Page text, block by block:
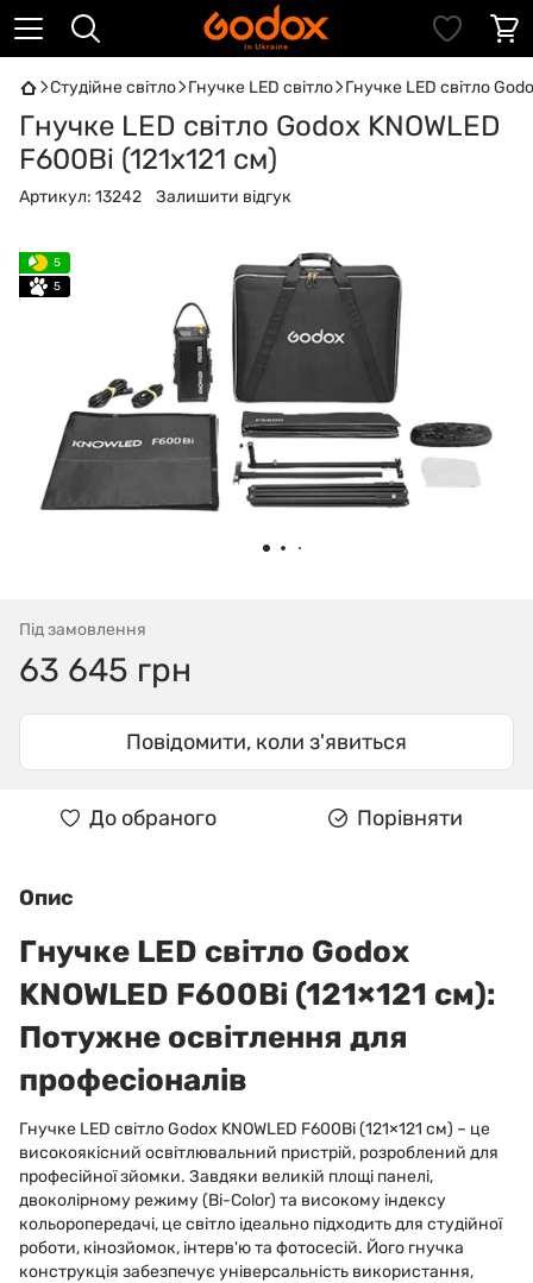
Студійне світло Гнучке LED світло Гнучке LED світло
Гнучке LED світло Godox KNOWLED
F600Bi (121х121 см)
Артикул: 13242 Залишити відгук
5
5
Під замовлення
63 645 грн
Повідомити, коли з'явиться
До обраного Порівняти
Опис
Гнучке LED світло Godox
KNOWLED F600Bi (121×121 см):
Потужне освітлення для
професіоналів
Гнучке LED світло Godox KNOWLED F600Bi (121×121 см) – це
високоякісний освітлювальний пристрій, розроблений для
професійної зйомки. Завдяки великій площі панелі,
двоколірному режиму (Bi-Color) та високому індексу
кольоропередачі, це світло ідеально підходить для студійної
роботи, кінозйомок, інтерв'ю та фотосесій. Його гнучка
конструкція забезпечує універсальність використання,